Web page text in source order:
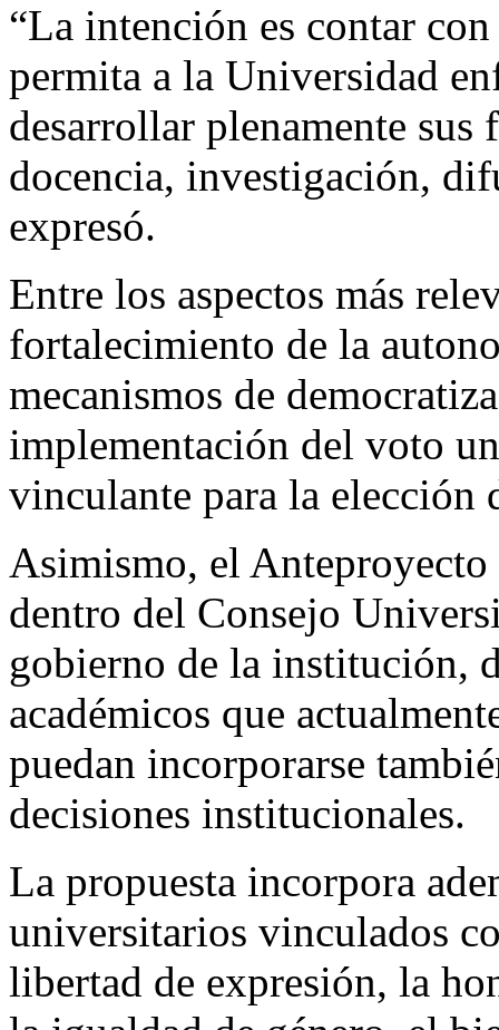
“La intención es contar
permita a la Universidad
desarrollar plenamente sus
docencia, investigación,
expresó.
Entre los aspectos más
fortalecimiento de la
mecanismos de
implementación del voto
vinculante para la elección
Asimismo, el
dentro del Consejo
gobierno de la institución,
académicos que
puedan incorporarse
decisiones institucionales.
La propuesta incorpora
universitarios vinculados
libertad de expresión, la